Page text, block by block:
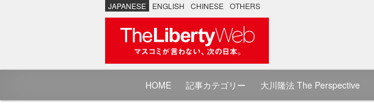
JAPANESE ENGLISH CHINESE OTHERS
HOME 記事カテゴリー 大川隆法 The Perspective